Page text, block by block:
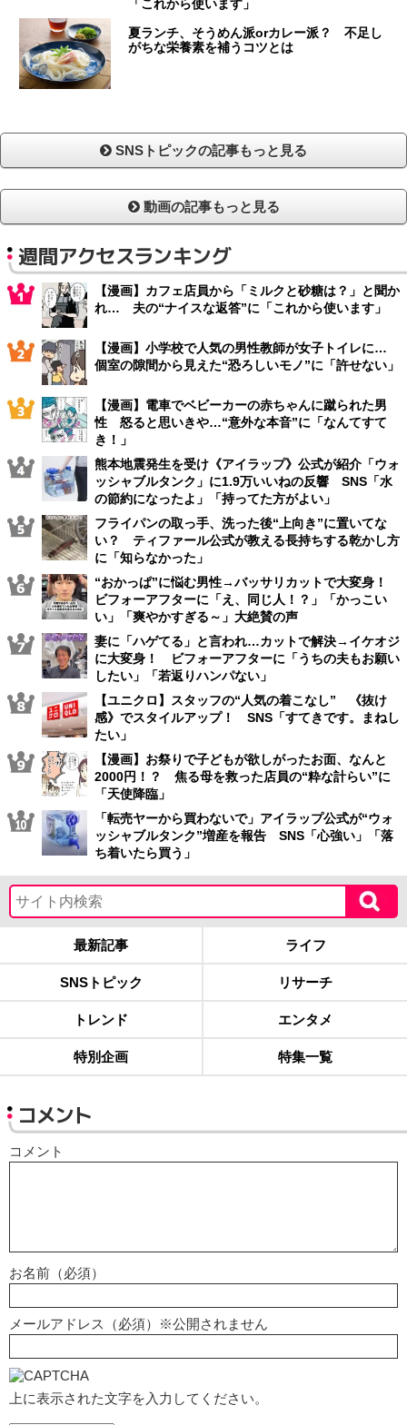
「これから使います」
夏ランチ、そうめん派orカレー派？ 不足し
がちな栄養素を補うコツとは
SNSトピックの記事もっと見る
動画の記事もっと見る
週間アクセスランキング
【漫画】カフェ店員から「ミルクと砂糖は？」と聞か
れ… 夫の“ナイスな返答”に「これから使います」
【漫画】小学校で人気の男性教師が女子トイレに…
個室の隙間から見えた“恐ろしいモノ”に「許せない」
【漫画】電車でベビーカーの赤ちゃんに蹴られた男
性 怒ると思いきや…“意外な本音”に「なんてすて
き！」
熊本地震発生を受け《アイラップ》公式が紹介「ウォ
ッシャブルタンク」に1.9万いいねの反響 SNS「水
の節約になったよ」「持ってた方がよい」
フライパンの取っ手、洗った後“上向き”に置いてな
い？ ティファール公式が教える長持ちする乾かし方
に「知らなかった」
“おかっぱ”に悩む男性→バッサリカットで大変身！
ビフォーアフターに「え、同じ人！？」「かっこい
い」「爽やかすぎる～」大絶賛の声
妻に「ハゲてる」と言われ…カットで解決→イケオジ
に大変身！ ビフォーアフターに「うちの夫もお願い
したい」「若返りハンパない」
【ユニクロ】スタッフの“人気の着こなし” 《抜け
感》でスタイルアップ！ SNS「すてきです。まねし
たい」
【漫画】お祭りで子どもが欲しがったお面、なんと
2000円！？ 焦る母を救った店員の“粋な計らい”に
「天使降臨」
「転売ヤーから買わないで」アイラップ公式が“ウォ
ッシャブルタンク”増産を報告 SNS「心強い」「落
ち着いたら買う」
最新記事 ライフ
SNSトピック リサーチ
トレンド エンタメ
特別企画 特集一覧
コメント
コメント
お名前（必須）
メールアドレス（必須）※公開されません
上に表示された文字を入力してください。